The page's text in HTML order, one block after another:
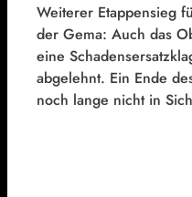
Weiterer Etappensieg
der Gema: Auch das
eine
abgelehnt. Ein Ende
noch lange nicht in